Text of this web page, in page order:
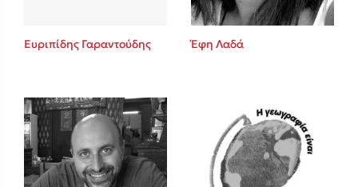
Ευριπίδης Γαραντούδης Έφη Λαδά